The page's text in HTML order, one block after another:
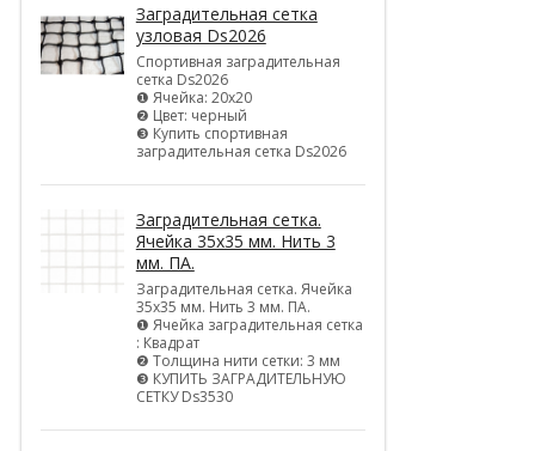
Заградительная сетка
узловая Ds2026
Спортивная заградительная
сетка Ds2026
❶ Ячейка: 20х20
❷ Цвет: черный
❸ Купить спортивная
заградительная сетка Ds2026
Заградительная сетка.
Ячейка 35х35 мм. Нить 3
мм. ПА.
Заградительная сетка. Ячейка
35х35 мм. Нить 3 мм. ПА.
❶ Ячейка заградительная сетка
: Квадрат
❷ Толщина нити сетки: 3 мм
❸ КУПИТЬ ЗАГРАДИТЕЛЬНУЮ
СЕТКУ Ds3530